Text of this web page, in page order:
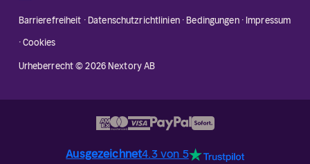
Barrierefreiheit ·Datenschutzrichtlinien·Bedingungen· Impressum
·Cookies
Urheberrecht © 2026 Nextory AB
Ausgezeichnet4.3 von 5